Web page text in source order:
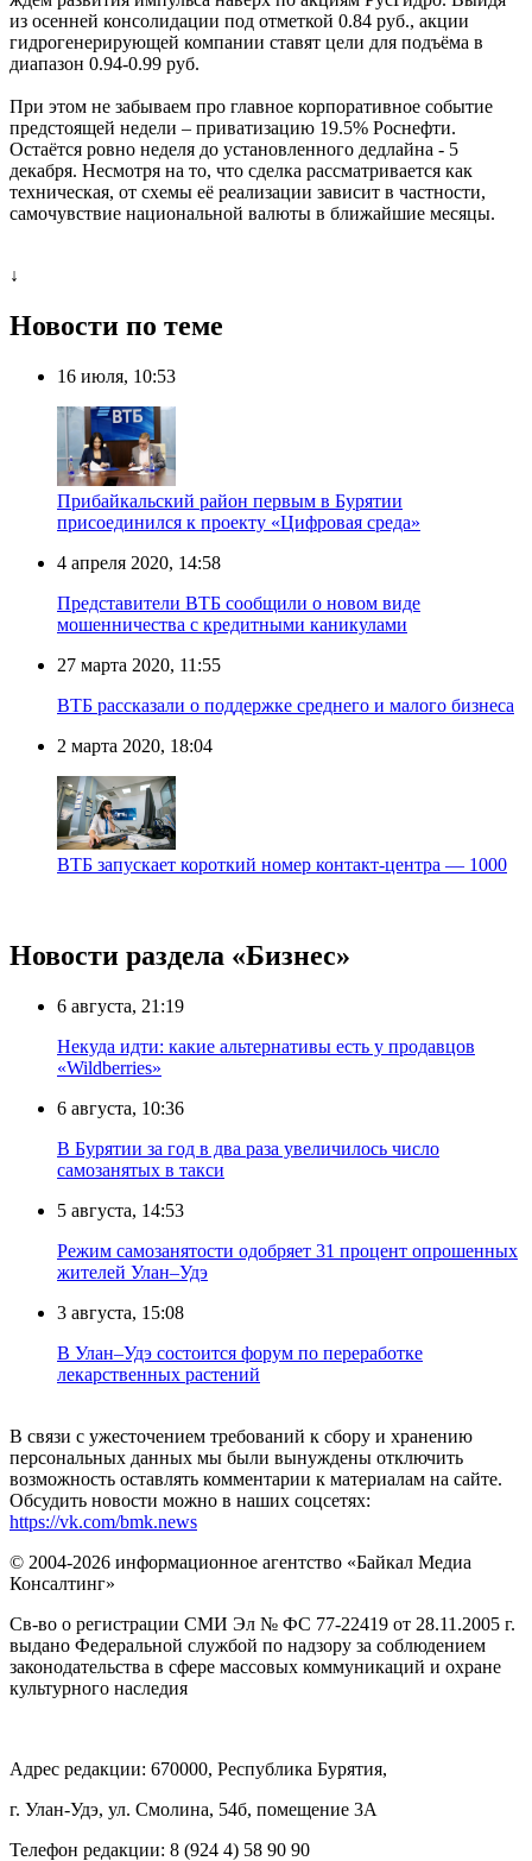
из осенней консолидации под отметкой 0.84 руб., акции
гидрогенерирующей компании ставят цели для подъёма в
диапазон 0.94-0.99 руб.
При этом не забываем про главное корпоративное событие
предстоящей недели – приватизацию 19.5% Роснефти.
Остаётся ровно неделя до установленного дедлайна - 5
декабря. Несмотря на то, что сделка рассматривается как
техническая, от схемы её реализации зависит в частности,
самочувствие национальной валюты в ближайшие месяцы.
↓
Новости по теме
16 июля, 10:53
Прибайкальский район первым в Бурятии
присоединился к проекту «Цифровая среда»
4 апреля 2020, 14:58
Представители ВТБ сообщили о новом виде
мошенничества с кредитными каникулами
27 марта 2020, 11:55
ВТБ рассказали о поддержке среднего и малого бизнеса
2 марта 2020, 18:04
ВТБ запускает короткий номер контакт-центра — 1000
Новости раздела «Бизнес»
6 августа, 21:19
Некуда идти: какие альтернативы есть у продавцов
«Wildberries»
6 августа, 10:36
В Бурятии за год в два раза увеличилось число
самозанятых в такси
5 августа, 14:53
Режим самозанятости одобряет 31 процент опрошенных
жителей Улан–Удэ
3 августа, 15:08
В Улан–Удэ состоится форум по переработке
лекарственных растений
В связи с ужесточением требований к сбору и хранению
персональных данных мы были вынуждены отключить
возможность оставлять комментарии к материалам на сайте.
Обсудить новости можно в наших соцсетях:
https://vk.com/bmk.news
© 2004-2026 информационное агентство «Байкал Медиа
Консалтинг»
Св-во о регистрации СМИ Эл № ФС 77-22419 от 28.11.2005 г.
выдано Федеральной службой по надзору за соблюдением
законодательства в сфере массовых коммуникаций и охране
культурного наследия
Адрес редакции: 670000, Республика Бурятия,
г. Улан-Удэ, ул. Смолина, 54б, помещение 3А
Телефон редакции: ‎‎8 (924 4) 58 90 90